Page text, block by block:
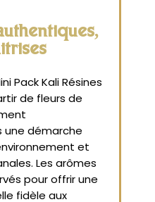
Pack Kali Résines
de fleurs de
une démarche
et
Les arômes
pour offrir une
fidèle aux